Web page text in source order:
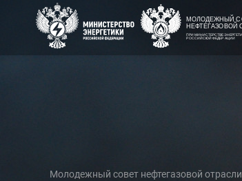
Молодежный совет нефтегазовой отрасли